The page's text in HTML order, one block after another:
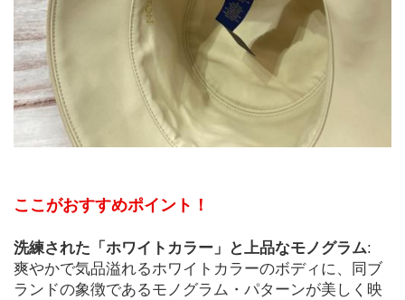
ここがおすすめポイント！
洗練された「ホワイトカラー」と上品なモノグラム:
爽やかで気品溢れるホワイトカラーのボディに、同ブ
ランドの象徴であるモノグラム・パターンが美しく映